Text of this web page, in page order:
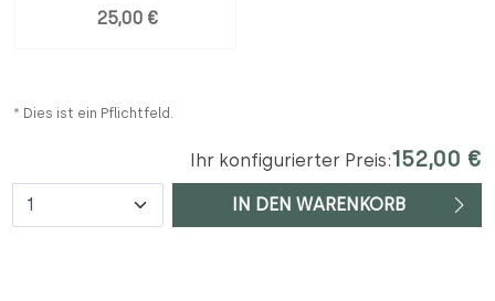
25,00 €
* Dies ist ein Pflichtfeld.
Ihr konfigurierter Preis:152,00 €
Anzahl IN DEN WARENKORB